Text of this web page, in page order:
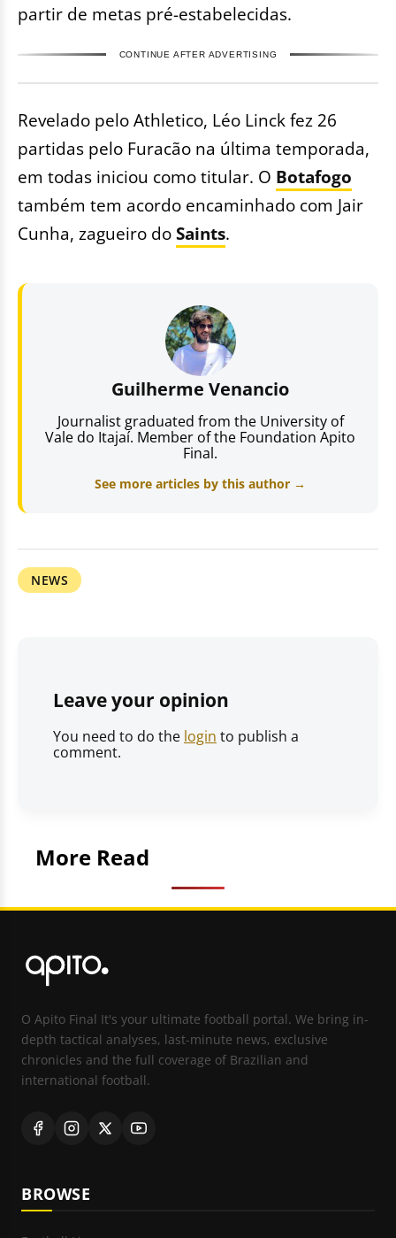
partir de metas pré-estabelecidas.
CONTINUE AFTER ADVERTISING
Revelado pelo Athletico, Léo Linck fez 26
partidas pelo Furacão na última temporada,
em todas iniciou como titular. O Botafogo
também tem acordo encaminhado com Jair
Cunha, zagueiro doSaints.
Guilherme Venancio
Journalist graduated from the University of
Vale do Itajaí. Member of the Foundation Apito
Final.
See more articles by this author →
NEWS
Leave your opinion
You need to do the login to publish a
comment.
More Read
O Apito Final It's your ultimate football portal. We bring in-
depth tactical analyses, last-minute news, exclusive
chronicles and the full coverage of Brazilian and
international football.
BROWSE